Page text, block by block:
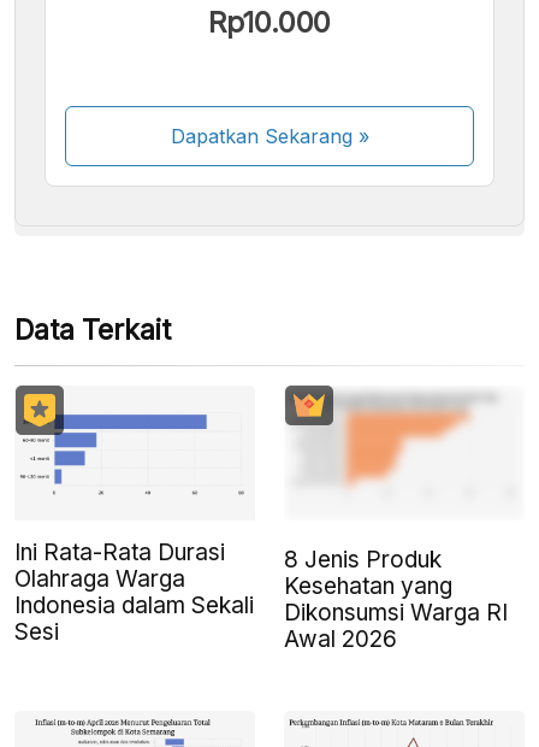
Rp10.000
Dapatkan Sekarang»
Beberapa metode pembayaran masih dalam
Data Terkait
Ini Rata-Rata Durasi
Olahraga Warga
Indonesia dalam Sekali
Sesi
8 Jenis Produk
Kesehatan yang
Dikonsumsi Warga RI
Awal 2026